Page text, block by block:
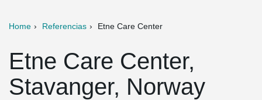
Home Referencias Etne Care Center
Etne Care Center,
Stavanger, Norway